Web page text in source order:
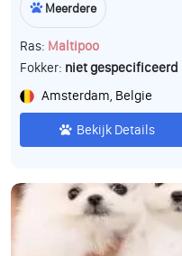
Meerdere
Ras: Maltipoo
Fokker: niet gespecificeerd
Amsterdam, Belgie
Bekijk Details